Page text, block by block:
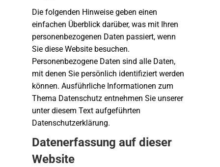
Die folgenden Hinweise geben einen
einfachen Überblick darüber, was mit Ihren
personenbezogenen Daten passiert, wenn
Sie diese Website besuchen.
Personenbezogene Daten sind alle Daten,
mit denen Sie persönlich identifiziert werden
können. Ausführliche Informationen zum
Thema Datenschutz entnehmen Sie unserer
unter diesem Text aufgeführten
Datenschutzerklärung.
Datenerfassung auf dieser
Website